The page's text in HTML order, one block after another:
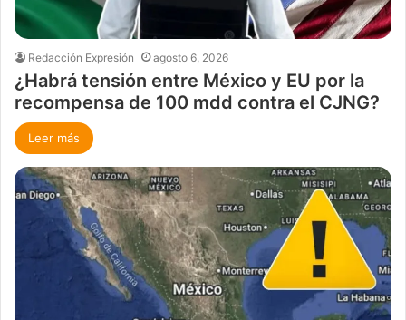
Redacción Expresión agosto 6, 2026
¿Habrá tensión entre México y EU por la
recompensa de 100 mdd contra el CJNG?
Leer más